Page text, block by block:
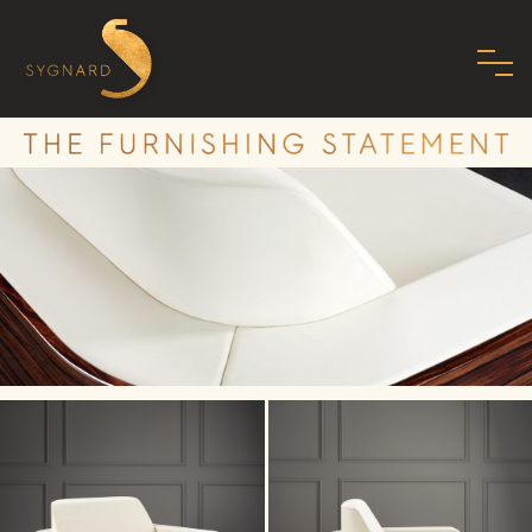
HOME
À PROPOS DE NOUS
FAMILLE
PHILOSOPHIE
NORMES
ART DÉCO MODERNE